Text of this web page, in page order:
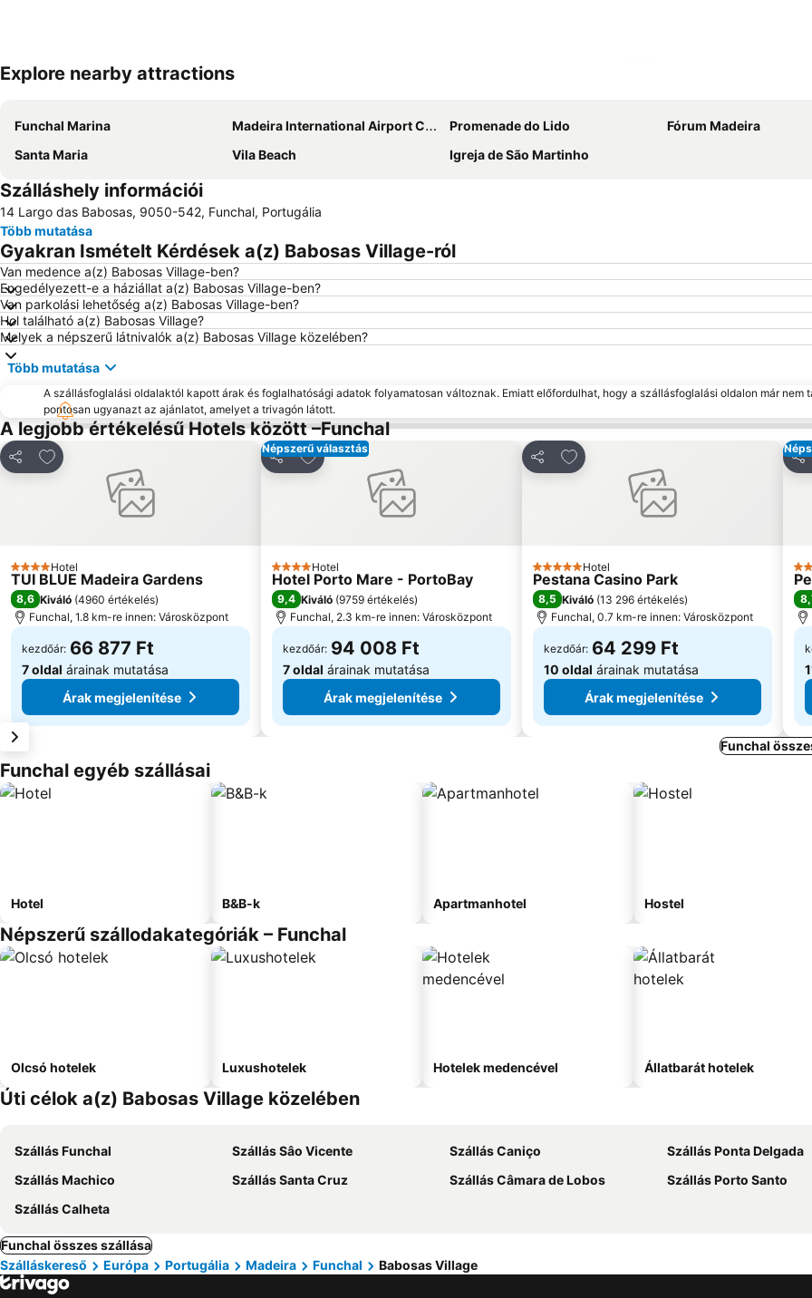
Explore nearby attractions
Funchal Marina Madeira International Airport Cristiano Ronaldo Promenade do Lido
Fórum Madeira
Santa Maria
Vila Beach Igreja de São Martinho
Szálláshely információi
14 Largo das Babosas, 9050-542, Funchal, Portugália
Több mutatása
Gyakran Ismételt Kérdések a(z) Babosas Village-ról
Van medence a(z) Babosas Village-ben?
Engedélyezett-e a háziállat a(z) Babosas Village-ben?
Van parkolási lehetőség a(z) Babosas Village-ben?
Hol található a(z) Babosas Village?
Melyek a népszerű látnivalók a(z) Babosas Village közelében?
Több mutatása
A szállásfoglalási oldalaktól kapott árak és foglalhatósági adatok folyamatosan változnak. Emiatt előfordulhat, hogy a szállásfoglalási oldalon már nem
pontosan ugyanazt az ajánlatot, amelyet a trivagón látott.
A legjobb értékelésű Hotels között –Funchal
Megosztás
Hozzáadás a kedvencekhez
4 Kategória
Hotel
TUI BLUE Madeira Gardens
8,6 Kiváló (4960 értékelés)
Funchal, 1.8 km-re innen: Városközpont
kezdőár: 66 877 Ft
7 oldal árainak mutatása
Árak megjelenítése
Népszerű választás
Megosztás
Hozzáadás a kedvencekhez
4 Kategória
Hotel
Hotel Porto Mare - PortoBay
9,4 Kiváló (9759 értékelés)
Funchal, 2.3 km-re innen: Városközpont
kezdőár: 94 008 Ft
7 oldal árainak mutatása
Árak megjelenítése
Megosztás
Hozzáadás a kedvencekhez
5 Kategória
Hotel
Pestana Casino Park
8,5 Kiváló (13 296 értékelés)
Funchal, 0.7 km-re innen: Városközpont
kezdőár: 64 299 Ft
10 oldal árainak mutatása
Árak megjelenítése
5
Funchal
Funchal egyéb szállásai
Hotel B&B-k Apartmanhotel Hostel
Népszerű szállodakategóriák – Funchal
Olcsó hotelek Luxushotelek Hotelek medencével Állatbarát hotelek
Úti célok a(z) Babosas Village közelében
Szállás Funchal Szállás Sâo Vicente Szállás Caniço
Szállás Ponta Delgada
Szállás Machico
Szállás Santa Cruz Szállás Câmara de Lobos
Szállás Porto Santo
Szállás Calheta
Funchal összes szállása
Szálláskereső
Európa Portugália Madeira Funchal Babosas Village